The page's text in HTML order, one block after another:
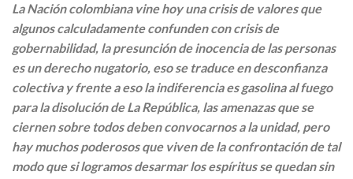
La Nación colombiana vine hoy una crisis de valores que
algunos calculadamente confunden con crisis de
gobernabilidad, la presunción de inocencia de las personas
es un derecho nugatorio, eso se traduce en desconfianza
colectiva y frente a eso la indiferencia es gasolina al fuego
para la disolución de La República, las amenazas que se
ciernen sobre todos deben convocarnos a la unidad, pero
hay muchos poderosos que viven de la confrontación de tal
modo que si logramos desarmar los espíritus se quedan sin